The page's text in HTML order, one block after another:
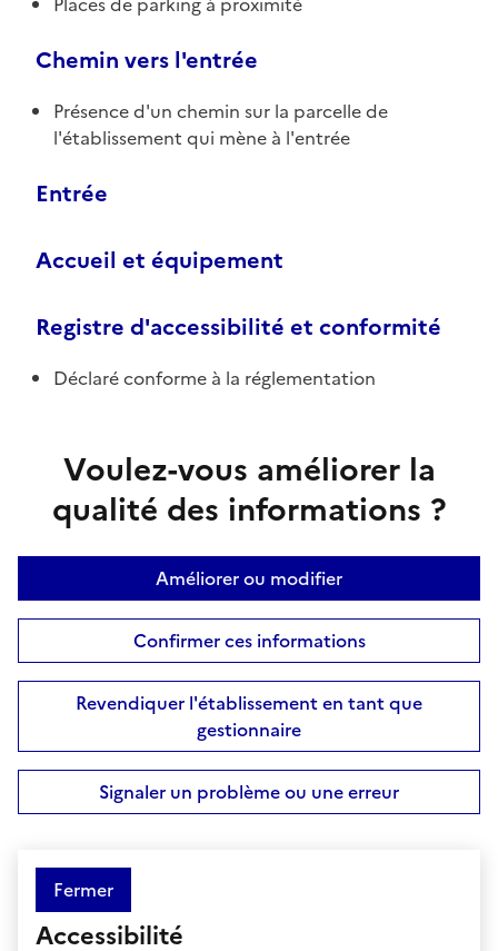
Chemin vers l'entrée
Présence d'un chemin sur la parcelle de
l'établissement qui mène à l'entrée
Entrée
Accueil et équipement
Registre d'accessibilité et conformité
Déclaré conforme à la réglementation
Voulez-vous améliorer la
qualité des informations ?
Améliorer ou modifier
Confirmer ces informations
Revendiquer l'établissement en tant que
gestionnaire
Signaler un problème ou une erreur
Fermer
Accessibilité